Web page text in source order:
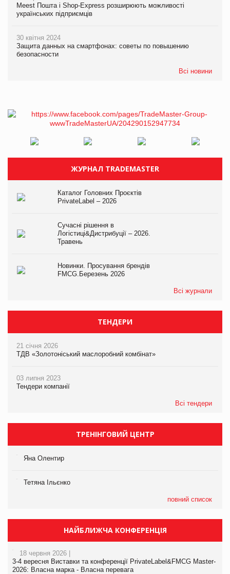
Meest Пошта і Shop-Express розширюють можливості
українських підприємців
30 квітня 2024
Защита данных на смартфонах: советы по повышению
безопасности
Всі новини
ЖУРНАЛ TRADEMASTER
Каталог Головних Проєктів
PrivateLabel – 2026
Сучасні рішення в
Логістиці&Дистрибуції – 2026.
Травень
Новинки. Просування брендів
FMCG.Березень 2026
Всі журнали
ТЕНДЕРИ
21 січня 2026
ТДВ «Золотоніський маслоробний комбінат»
03 липня 2023
Тендери компанії
Всі тендери
ТРЕНІНГОВИЙ ЦЕНТР
Яна Олентир
Тетяна Ільєнко
повний список
НАЙБЛИЖЧА КОНФЕРЕНЦІЯ
18 червня 2026 |
3-4 вересня Виставки та конференції PrivateLabel&FMCG Master-
2026: Власна марка - Власна перевага